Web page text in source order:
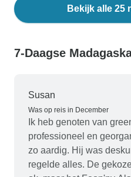
Bekijk alle 25
7-Daagse
Susan
Was op reis in December
Ik heb genoten van
professioneel en
zo aardig. Hij was deskundig, leuk en flexibel. Hij
regelde alles. De